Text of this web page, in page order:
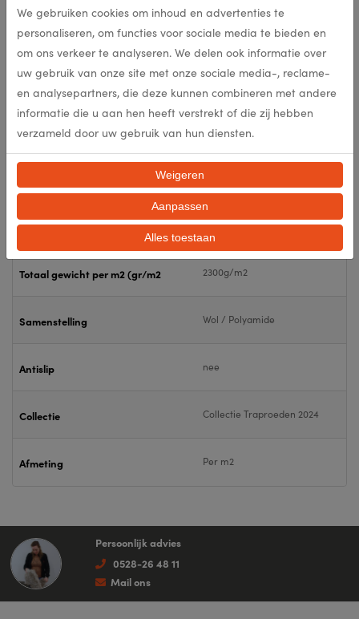
EAN 305258
Kleur
Punten per m2 Flatweave
Flatweave
Poolgewicht (gr/m2) Flatweave
Totaal gewicht per m2 (gr/m2 2300g/m2
Samenstelling Wol / Polyamide
Antislip nee
Collectie Collectie Traproeden 2024
Afmeting Per m2
Persoonlijk advies
0528-26 48 11
Mail ons
We gebruiken cookies om inhoud en advertenties te
personaliseren, om functies voor sociale media te bieden en
om ons verkeer te analyseren. We delen ook informatie over
uw gebruik van onze site met onze sociale media-, reclame-
en analysepartners, die deze kunnen combineren met andere
informatie die u aan hen heeft verstrekt of die zij hebben
verzameld door uw gebruik van hun diensten.
Weigeren
Aanpassen
Alles toestaan